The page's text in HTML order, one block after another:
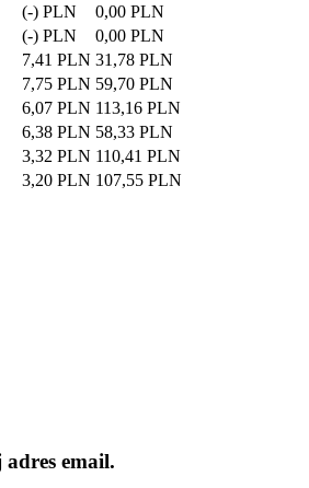
(-) PLN
0,00 PLN
(-) PLN
0,00 PLN
7,41 PLN 31,78 PLN
7,75 PLN 59,70 PLN
6,07 PLN 113,16 PLN
6,38 PLN 58,33 PLN
3,32 PLN 110,41 PLN
3,20 PLN 107,55 PLN
adres email.